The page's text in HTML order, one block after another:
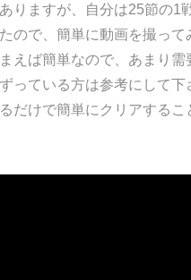
りますが、自分は25節の1
ので、簡単に動画を撮って
えば簡単なので、あまり需
っている方は参考にして下
だけで簡単にクリアするこ